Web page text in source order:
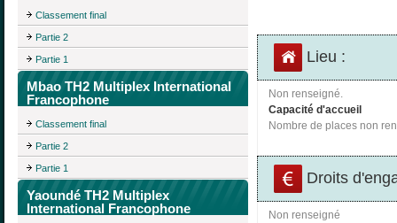
Classement final
Partie 2
Partie 1
Mbao TH2 Multiplex International
Francophone
Classement final
Partie 2
Partie 1
Yaoundé TH2 Multiplex
International Francophone
Lieu :
Non renseigné.
Capacité d'accueil
Nombre de places non
Droits
Non renseigné